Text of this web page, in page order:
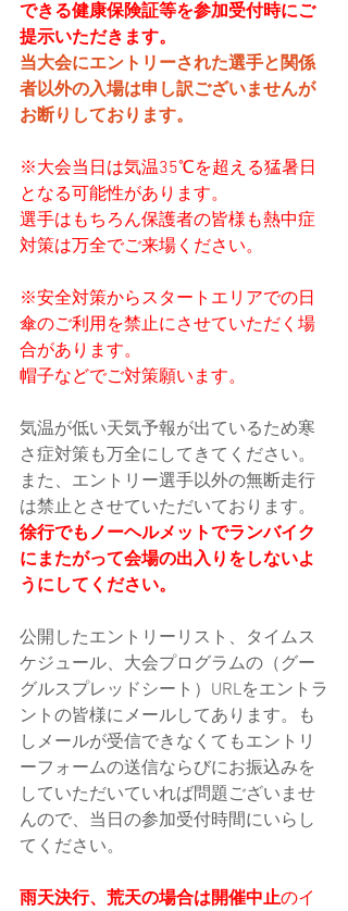
できる健康保険証等を参加受付時にご
提示いただきます。
当大会にエントリーされた選手と関係
者以外の入場は申し訳ございませんが
お断りしております。
※大会当日は気温35℃を超える猛暑日
となる可能性があります。
選手はもちろん保護者の皆様も熱中症
対策は万全でご来場ください。
※安全対策からスタートエリアでの日
傘のご利用を禁止にさせていただく場
合があります。
帽子などでご対策願います。
気温が低い天気予報が出ているため寒
さ症対策も万全にしてきてください。
また、エントリー選手以外の無断走行
は禁止とさせていただいております。
徐行でもノーヘルメットでランバイク
にまたがって会場の出入りをしないよ
うにしてください。
公開したエントリーリスト、タイムス
ケジュール、大会プログラムの（グー
グルスプレッドシート）URLをエントラ
ントの皆様にメールしてあります。も
しメールが受信できなくてもエントリ
ーフォームの送信ならびにお振込みを
していただいていれば問題ございませ
んので、当日の参加受付時間にいらし
てください。
雨天決行、荒天の場合は開催中止のイ